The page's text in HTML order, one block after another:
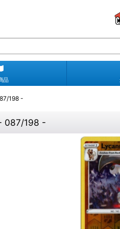
品
198 -
087/198 -